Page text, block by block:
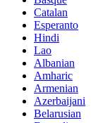
Catalan
Esperanto
Hindi
Lao
Albanian
Amharic
Armenian
Azerbaijani
Belarusian